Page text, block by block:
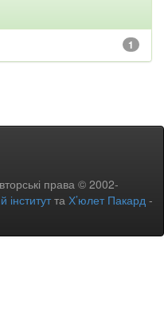
1
права © 2002-
інститутта Х’юлет Пакард -